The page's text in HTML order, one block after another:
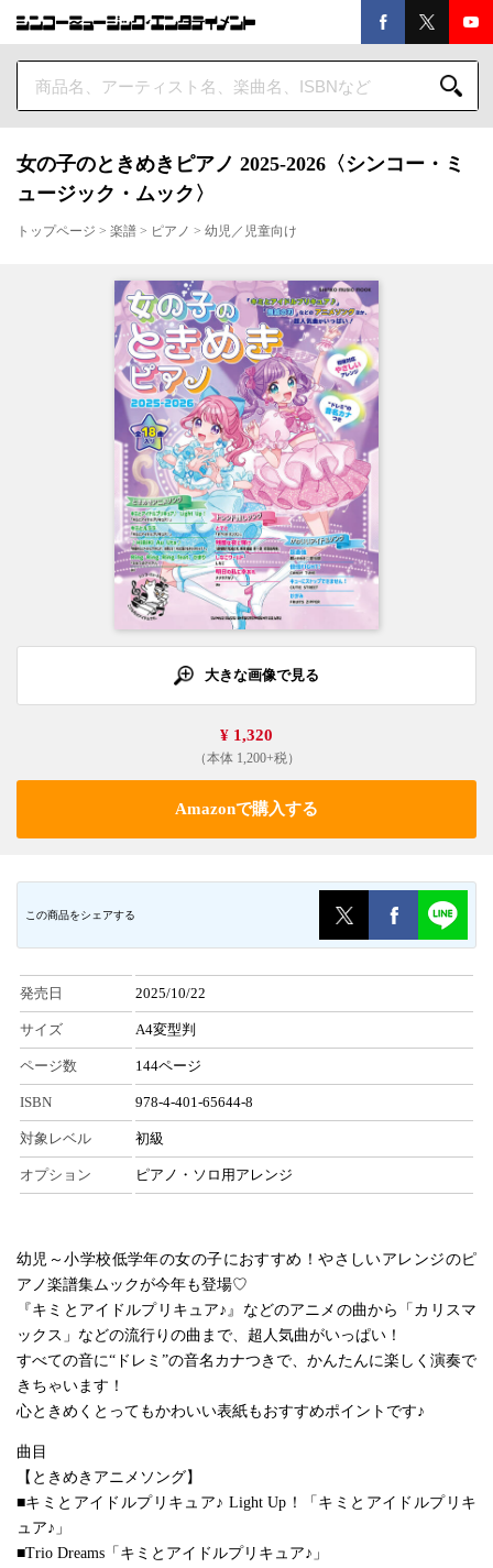
女の子のときめきピアノ 2025-2026〈シンコー・ミ
ュージック・ムック〉
トップページ > 楽譜 > ピアノ > 幼児／児童向け
大きな画像で見る
¥ 1,320
（本体 1,200+税）
Amazonで購入する
この商品をシェアする
発売日 2025/10/22
サイズ A4変型判
ページ数 144ページ
ISBN 978-4-401-65644-8
対象レベル 初級
オプション ピアノ・ソロ用アレンジ
幼児～小学校低学年の女の子におすすめ！やさしいアレンジのピ
アノ楽譜集ムックが今年も登場♡
『キミとアイドルプリキュア♪』などのアニメの曲から「カリスマ
ックス」などの流行りの曲まで、超人気曲がいっぱい！
すべての音に“ドレミ”の音名カナつきで、かんたんに楽しく演奏で
きちゃいます！
心ときめくとってもかわいい表紙もおすすめポイントです♪
曲目
【ときめきアニメソング】
■キミとアイドルプリキュア♪ Light Up！「キミとアイドルプリキ
ュア♪」
■Trio Dreams「キミとアイドルプリキュア♪」